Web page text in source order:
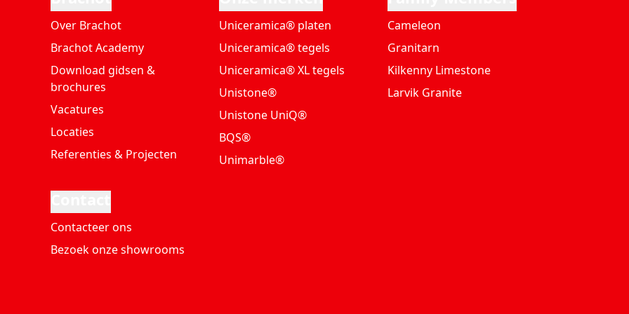
Over Brachot
Brachot Academy
Download gidsen &
brochures
Vacatures
Locaties
Referenties & Projecten
Uniceramica® platen
Uniceramica® tegels
Uniceramica® XL tegels
Unistone®
Unistone UniQ®
BQS®
Unimarble®
Cameleon
Granitarn
Kilkenny Limestone
Larvik Granite
Contacteer ons
Bezoek onze showrooms